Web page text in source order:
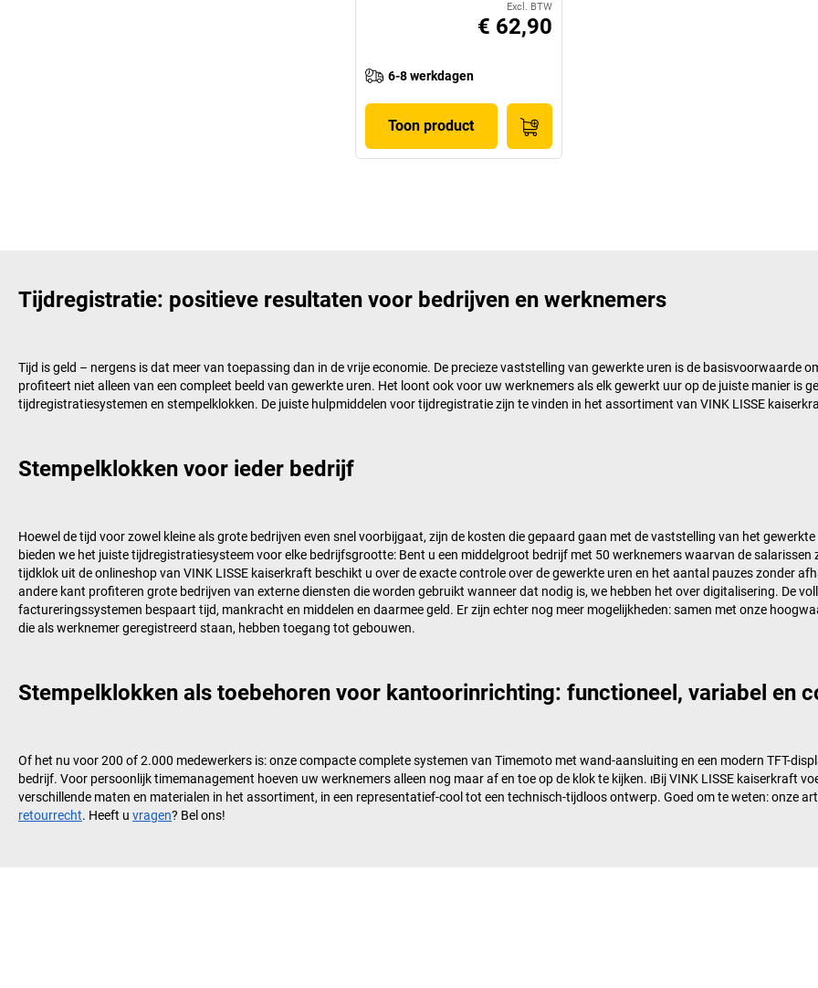
Excl. BTW
€ 62,90
6-8 werkdagen
Toon product
Tijdregistratie: positieve resultaten voor bedrijven en werknemers
Tijd is geld – nergens is dat meer van toepassing dan in de vrije economie. De precieze vaststelling van gewerkte uren is de basisvoorwaarde
profiteert niet alleen van een compleet beeld van gewerkte uren. Het loont ook voor uw werknemers als elk gewerkt uur op de juiste manier is
tijdregistratiesystemen en stempelklokken. De juiste hulpmiddelen voor tijdregistratie zijn te vinden in het assortiment van VINK LISSE
Stempelklokken voor ieder bedrijf
Hoewel de tijd voor zowel kleine als grote bedrijven even snel voorbijgaat, zijn de kosten die gepaard gaan met de vaststelling van het
bieden we het juiste tijdregistratiesysteem voor elke bedrijfsgrootte: Bent u een middelgroot bedrijf met 50 werknemers waarvan de
tijdklok uit de onlineshop van VINK LISSE kaiserkraft beschikt u over de exacte controle over de gewerkte uren en het aantal pauzes zonder
andere kant profiteren grote bedrijven van externe diensten die worden gebruikt wanneer dat nodig is, we hebben het over digitalisering. De
factureringssystemen bespaart tijd, mankracht en middelen en daarmee geld. Er zijn echter nog meer mogelijkheden:​ samen met onze
die als werknemer geregistreerd staan, hebben toegang tot gebouwen.
Stempelklokken als toebehoren voor kantoorinrichting: functioneel, variabel en
Of het nu voor 200 of 2.000 medewerkers is: onze compacte complete systemen van Timemoto met wand-aansluiting en een modern TFT-
bedrijf. Voor persoonlijk timemanagement hoeven uw werknemers alleen nog maar af en toe op de klok te kijken. ıBijVINK LISSE kaiserkraft
verschillende maten en materialen in het assortiment, in een representatief-cool tot een technisch-tijdloos ontwerp. Goed om te weten: onze
retourrecht. Heeft u vragen? Bel ons!